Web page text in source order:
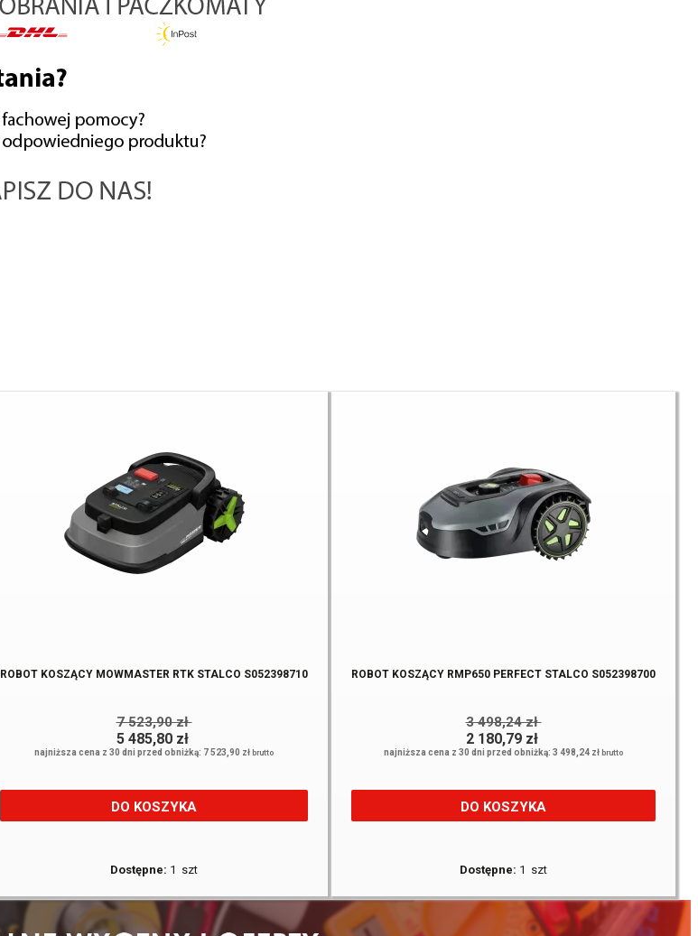
ROBOT KOSZĄCY MOWMASTER RTK STALCO S052398710
7 523,90 zł
5 485,80 zł
najniższa cena z 30 dni przed obniżką: 7 523,90 zł brutto
DO KOSZYKA
Dostępne: 1 szt
ROBOT KOSZĄCY RMP650 PERFECT STALCO S052398700
3 498,24 zł
2 180,79 zł
najniższa cena z 30 dni przed obniżką: 3 498,24 zł brutto
DO KOSZYKA
Dostępne: 1 szt